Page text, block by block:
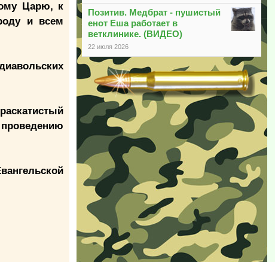
Позитив. Медбрат - пушистый
енот Еша работает в
ветклинике. (ВИДЕО)
22 июля 2026
Царю, к
и всем